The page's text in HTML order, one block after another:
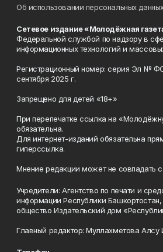
Об использовании персональных
Сетевое издание «Молодёжная
Федеральной службой по надзору в
информационных технологий и
Регистрационный номер: серия Эл №
сентября 2025 г.
Запрещено для детей «18+»
При перепечатке ссылка на
обязательна.
Для интернет-изданий обязательна
гиперссылка.
Мнение редакции может не совпадать
Учредители: Агентство по печати и
информации Республики
общество Издательский дом
Главный редактор: Муллахметова Алсу